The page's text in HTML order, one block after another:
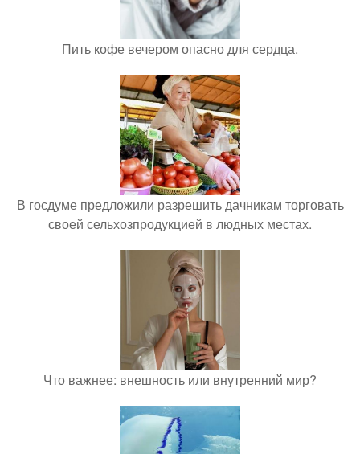
Пить кофе вечером опасно для сердца.
В госдуме предложили разрешить дачникам торговать
своей сельхозпродукцией в людных местах.
Что важнее: внешность или внутренний мир?